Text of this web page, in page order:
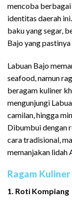
mencoba
identitas daerah
baku yang segar,
Bajo yang
Labuan Bajo
seafood, namun
beragam kuliner
mengunjungi
camilan, hingga
Dibumbui dengan
cara tradisional,
memanjakan lidah
Ragam
1. Roti Kompiang